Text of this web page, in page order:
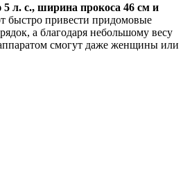
л. с., ширина прокоса 46 см и
быстро привести придомовые
а благодаря небольшому весу
смогут даже женщины или